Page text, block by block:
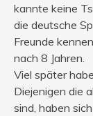
kannte keine
die deutsche
Freunde
nach 8 Jahren.
Viel später
Diejenigen die
sind, haben